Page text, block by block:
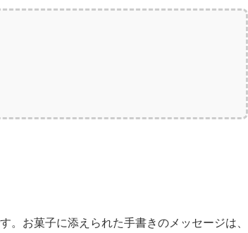
。お菓子に添えられた手書きのメッセージは、